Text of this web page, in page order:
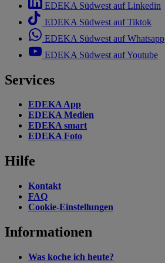
EDEKA Südwest auf Linkedin
EDEKA Südwest auf Tiktok
EDEKA Südwest auf Whatsapp
EDEKA Südwest auf Youtube
Services
EDEKA App
EDEKA Medien
EDEKA smart
EDEKA Foto
Hilfe
Kontakt
FAQ
Cookie-Einstellungen
Informationen
Was koche ich heute?